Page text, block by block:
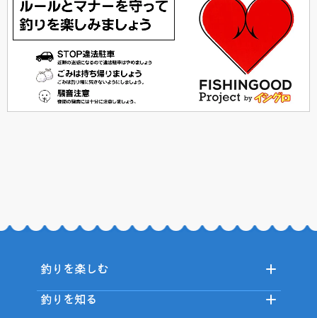
釣りを楽しむ
釣りを知る